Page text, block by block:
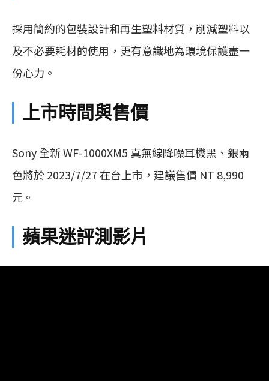
採用簡約的包裝設計和再生塑料材質，削減塑料以
及不必要耗材的使用，更有意識地為環境保護盡一
份心力。
上市時間與售價
Sony 全新 WF-1000XM5 真無線降噪耳機黑、銀兩
色將於 2023/7/27 在台上市，建議售價 NT 8,990
元。
蘋果迷評測影片